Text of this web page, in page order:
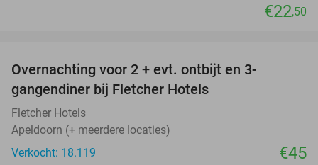
€22,50
Overnachting voor 2 + evt. ontbijt en 3-
gangendiner bij Fletcher Hotels
Fletcher Hotels
Apeldoorn (+ meerdere locaties)
Verkocht: 18.119
€45